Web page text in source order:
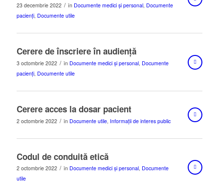
23 decembrie 2022 / în Documente medici și personal, Documente
pacienți, Documente utile
Cerere de înscriere în audiență
3 octombrie 2022 / în Documente medici și personal, Documente
pacienți, Documente utile
Cerere acces la dosar pacient
2 octombrie 2022 / în Documente utile, Informații de interes public
Codul de conduită etică
2 octombrie 2022 / în Documente medici și personal, Documente
utile